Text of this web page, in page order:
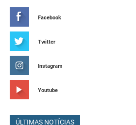
Facebook
Twitter
Instagram
Youtube
ÚLTIMAS NOTÍCIAS